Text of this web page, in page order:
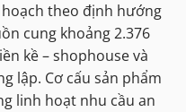
theo định hướng
cung khoảng 2.376
kề – shophouse và
lập. Cơ cấu sản phẩm
linh hoạt nhu cầu an